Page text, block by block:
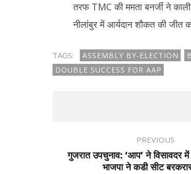
तरफ TMC की ममता बनर्जी ने
नीलांबुर में आर्यदान शौकत की जीत
TAGS: ASSEMBLY BY-ELECTION
DOUBLE SUCCESS FOR AAP
PREVIOUS
गुजरात उपचुनाव: ‘आप’ ने विसावदर
भाजपा ने कडी सीट